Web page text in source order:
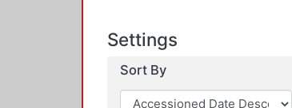
Settings
Sort By